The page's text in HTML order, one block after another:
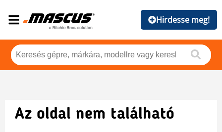
Hirdesse meg!
Az oldal nem található